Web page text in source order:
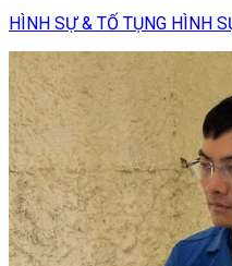
HÌNH SỰ & TỐ TỤNG HÌNH